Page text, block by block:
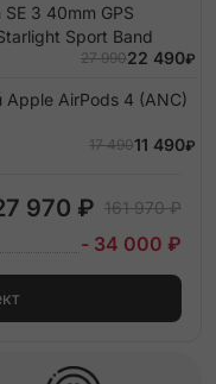
3 40mm GPS
Sport Band
22 490₽
27 990
AirPods 4 (ANC)
11 490₽
17 490
970 ₽ 161 970 ₽
- 34 000 ₽